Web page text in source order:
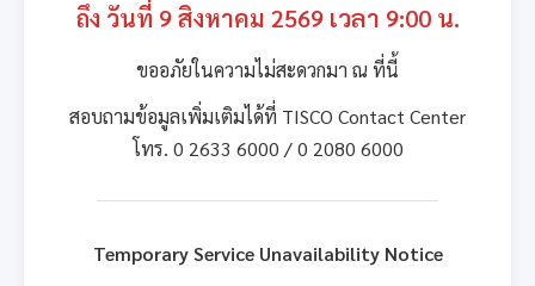
ถึง วันที่ 9 สิงหาคม 2569 เวลา 9:00 น.
ขออภัยในความไม่สะดวกมา ณ ที่นี้
สอบถามข้อมูลเพิ่มเติมได้ที่ TISCO Contact Center
โทร. 0 2633 6000 / 0 2080 6000
Temporary Service Unavailability Notice